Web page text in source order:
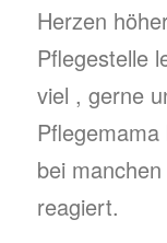
Herzen
Pflegestelle
viel , gerne
bei
reagiert.